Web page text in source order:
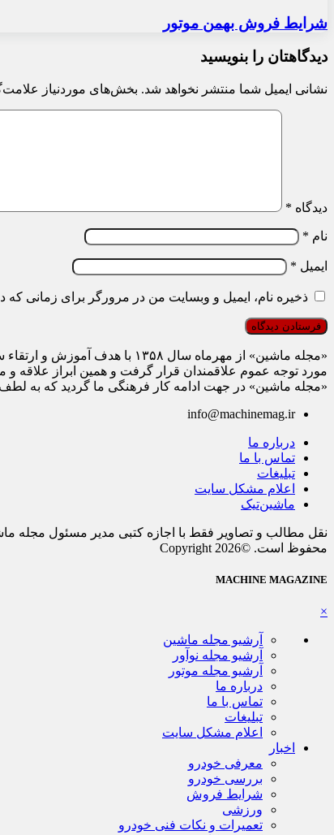
شرایط فروش بهمن موتور
دیدگاهتان را بنویسید
نشانی ایمیل شما منتشر نخواهد شد. بخش‌های موردنیاز
دیدگاه *
نام *
ایمیل *
ذخیره نام، ایمیل و وبسایت من در مرورگر برای زمانی که
«مجله ماشین» از مهرماه سال
مورد توجه عموم علاقمندان قرار گرفت و همین ابراز علاقه
«مجله ماشین» در جهت ادامه کار فرهنگی ما گردید که به لطف
info@machinemag.ir
درباره ما
تماس با ما
تبلیغات
اعلام مشکل سایت
ماشین‌تیک
نقل مطالب و تصاویر فقط با اجازه کتبی مدیر مسئول مجله
محفوظ است. ©Copyright 2026
MACHINE MAGAZINE
×
آرشیو مجله ماشین
آرشیو مجله نوآور
آرشیو مجله موتور
درباره ما
تماس با ما
تبلیغات
اعلام مشکل سایت
اخبار
معرفی خودرو
بررسی خودرو
شرایط فروش
ورزشی
تعمیرات و نکات فنی خودرو